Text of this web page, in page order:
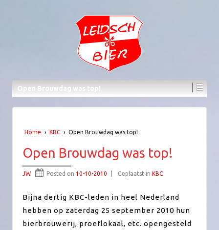
Open Brouwdag was top!
Home › KBC › Open Brouwdag was top!
Open Brouwdag was top!
JW Posted on 10-10-2010 Geplaatst in KBC
Bijna dertig KBC-leden in heel Nederland
hebben op zaterdag 25 september 2010 hun
bierbrouwerij, proeflokaal, etc. opengesteld